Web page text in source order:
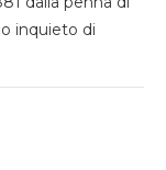
inquieto di